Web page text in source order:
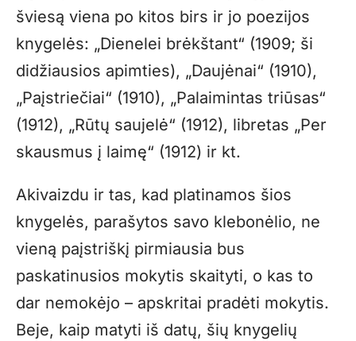
šviesą viena po kitos birs ir jo poezijos
knygelės: „Dienelei brėkštant“ (1909; ši
didžiausios apimties), „Daujėnai“ (1910),
„Paįstriečiai“ (1910), „Palaimintas triūsas“
(1912), „Rūtų saujelė“ (1912), libretas „Per
skausmus į laimę“ (1912) ir kt.
Akivaizdu ir tas, kad platinamos šios
knygelės, parašytos savo klebonėlio, ne
vieną paįstriškį pirmiausia bus
paskatinusios mokytis skaityti, o kas to
dar nemokėjo – apskritai pradėti mokytis.
Beje, kaip matyti iš datų, šių knygelių